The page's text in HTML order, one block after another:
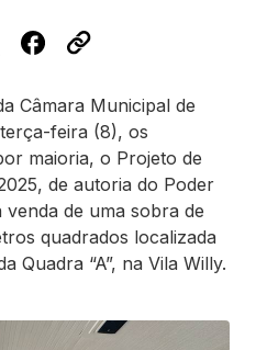
Câmara Municipal de
feira (8), os
maioria, o Projeto de
de autoria do Poder
de uma sobra de
quadrados localizada
Quadra “A”, na Vila Willy.